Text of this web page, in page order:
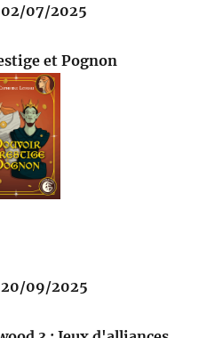
07/2025
et Pognon
09/2025